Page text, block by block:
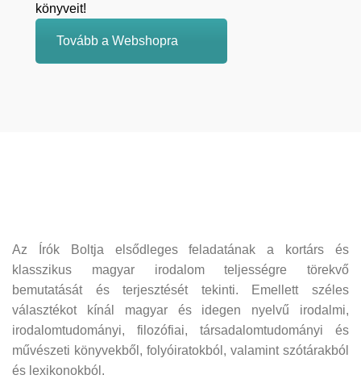
könyveit!
Tovább a Webshopra
Az Írók Boltja elsődleges feladatának a kortárs és
klasszikus magyar irodalom teljességre törekvő
bemutatását és terjesztését tekinti. Emellett széles
választékot kínál magyar és idegen nyelvű irodalmi,
irodalomtudományi, filozófiai, társadalomtudományi és
művészeti könyvekből, folyóiratokból, valamint szótárakból
és lexikonokból.